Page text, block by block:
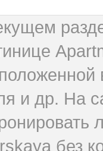
и др. На
без